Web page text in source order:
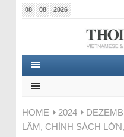
08 08 2026
HOME 2024
LÂM, CHÍNH SÁCH